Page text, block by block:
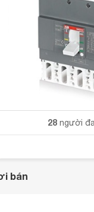
28 người
bán